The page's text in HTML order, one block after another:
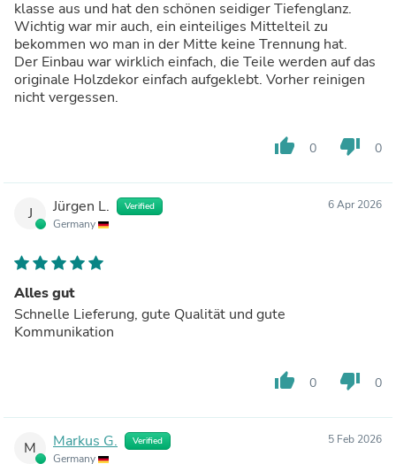
klasse aus und hat den schönen seidiger Tiefenglanz.
Wichtig war mir auch, ein einteiliges Mittelteil zu
bekommen wo man in der Mitte keine Trennung hat.
Der Einbau war wirklich einfach, die Teile werden auf das
originale Holzdekor einfach aufgeklebt. Vorher reinigen
nicht vergessen.
thumb_up 0 thumb_down 0
J Jürgen L. Verified
Germany
6 Apr 2026
Alles gut
Schnelle Lieferung, gute Qualität und gute
Kommunikation
thumb_up 0 thumb_down 0
M Markus G. Verified
Germany
5 Feb 2026